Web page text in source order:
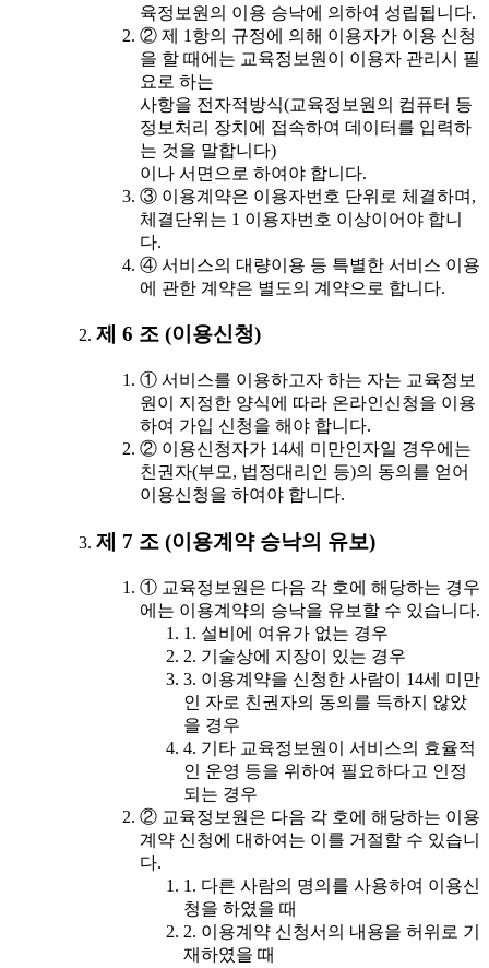
육정보원의 이용 승낙에 의하여 성립됩니다.
② 제 1항의 규정에 의해 이용자가 이용 신청
을 할 때에는 교육정보원이 이용자 관리시 필
요로 하는
사항을 전자적방식(교육정보원의 컴퓨터 등
정보처리 장치에 접속하여 데이터를 입력하
는 것을 말합니다)
이나 서면으로 하여야 합니다.
③ 이용계약은 이용자번호 단위로 체결하며,
체결단위는 1 이용자번호 이상이어야 합니
다.
④ 서비스의 대량이용 등 특별한 서비스 이용
에 관한 계약은 별도의 계약으로 합니다.
제 6 조 (이용신청)
① 서비스를 이용하고자 하는 자는 교육정보
원이 지정한 양식에 따라 온라인신청을 이용
하여 가입 신청을 해야 합니다.
② 이용신청자가 14세 미만인자일 경우에는
친권자(부모, 법정대리인 등)의 동의를 얻어
이용신청을 하여야 합니다.
제 7 조 (이용계약 승낙의 유보)
① 교육정보원은 다음 각 호에 해당하는 경우
에는 이용계약의 승낙을 유보할 수 있습니다.
1. 설비에 여유가 없는 경우
2. 기술상에 지장이 있는 경우
3. 이용계약을 신청한 사람이 14세 미만
인 자로 친권자의 동의를 득하지 않았
을 경우
4. 기타 교육정보원이 서비스의 효율적
인 운영 등을 위하여 필요하다고 인정
되는 경우
② 교육정보원은 다음 각 호에 해당하는 이용
계약 신청에 대하여는 이를 거절할 수 있습니
다.
1. 다른 사람의 명의를 사용하여 이용신
청을 하였을 때
2. 이용계약 신청서의 내용을 허위로 기
재하였을 때